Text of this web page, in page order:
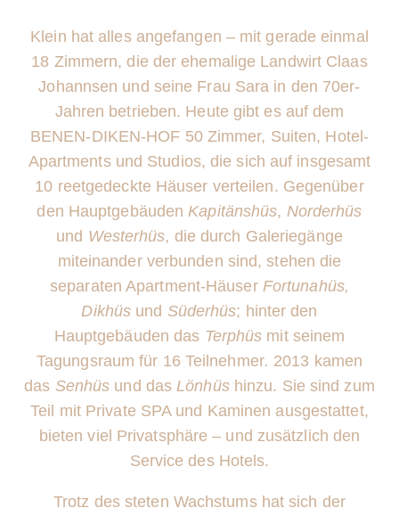
Klein hat alles angefangen – mit gerade einmal
18 Zimmern, die der ehemalige Landwirt Claas
Johannsen und seine Frau Sara in den 70er-
Jahren betrieben. Heute gibt es auf dem
BENEN-DIKEN-HOF 50 Zimmer, Suiten, Hotel-
Apartments und Studios, die sich auf insgesamt
10 reetgedeckte Häuser verteilen. Gegenüber
den Hauptgebäuden Kapitänshüs, Norderhüs
und Westerhüs, die durch Galeriegänge
miteinander verbunden sind, stehen die
separaten Apartment-HäuserFortunahüs,
Dikhüs und Süderhüs; hinter den
Hauptgebäuden das Terphüs mit seinem
Tagungsraum für 16 Teilnehmer. 2013 kamen
das Senhüs und das Lönhüshinzu. Sie sind zum
Teil mit Private SPA und Kaminen ausgestattet,
bieten viel Privatsphäre – und zusätzlich den
Service des Hotels.
Trotz des steten Wachstums hat sich der